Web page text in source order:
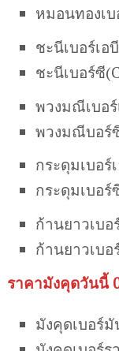
หมอนทองเ
ชะนีเบอร์เอ
ชะนีเบอร์ซี
พวงมณีเบอร์
พวงมณีบอร์
กระดุมเบอร์
กระดุมเบอร์
ก้านยาวเบอ
ก้านยาวเบอ
ราคามังคุดวันนี้
มังคุดเบอร์